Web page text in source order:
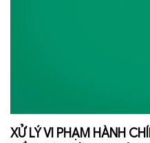
XỬ LÝ VI PHẠM HÀNH